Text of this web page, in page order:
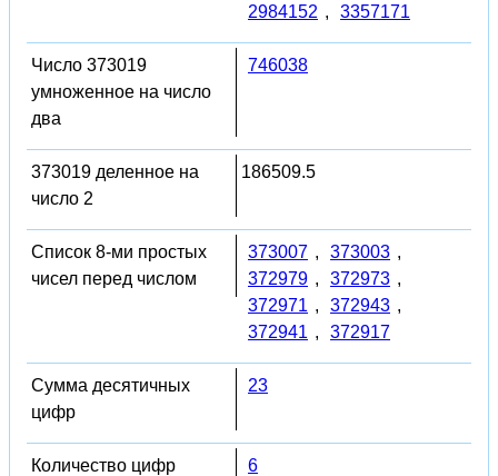
2984152 , 3357171
Число 373019
умноженное на число
два
746038
373019 деленное на
число 2
186509.5
Список 8-ми простых
чисел перед числом
373007 , 373003 ,
372979 , 372973 ,
372971 , 372943 ,
372941 , 372917
Сумма десятичных
цифр
23
Количество цифр 6